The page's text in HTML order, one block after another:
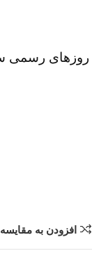
افزودن به مقایسه